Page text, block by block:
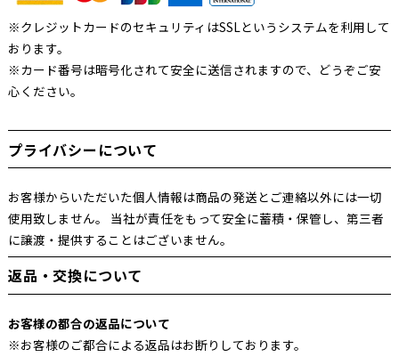
※クレジットカードのセキュリティはSSLというシステムを利用して
おります。
※カード番号は暗号化されて安全に送信されますので、どうぞご安
心ください。
プライバシーについて
お客様からいただいた個人情報は商品の発送とご連絡以外には一切
使用致しません。 当社が責任をもって安全に蓄積・保管し、第三者
に譲渡・提供することはございません。
返品・交換について
お客様の都合の返品について
※お客様のご都合による返品はお断りしております。